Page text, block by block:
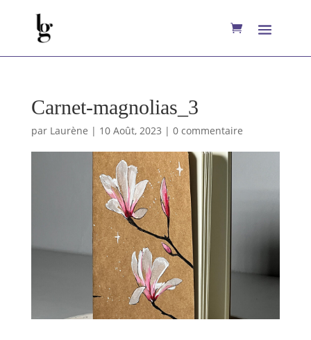
Carnet-magnolias_3
par Laurène | 10 Août, 2023 | 0 commentaire